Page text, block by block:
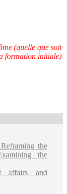
(quelle que soit
formation initiale)
the
the
affairs and